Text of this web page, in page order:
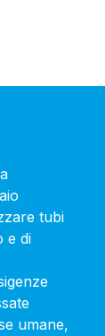
tubi
e di
umane,